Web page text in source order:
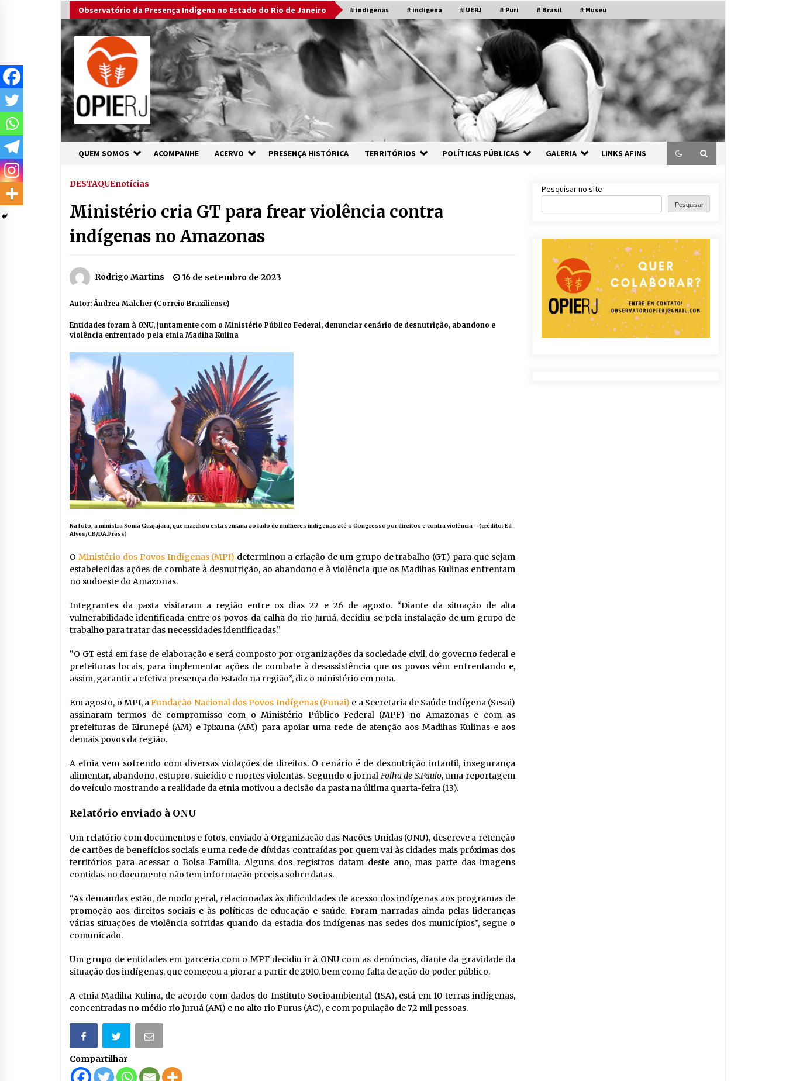
to
content
Observatório da Presença Indígena no Estado do Rio de Janeiro # indigenas # indigena # UERJ # Puri # Brasil # Museu
QUEM SOMOS ACOMPANHE ACERVO PRESENÇA HISTÓRICA TERRITÓRIOS POLÍTICAS PÚBLICAS GALERIA LINKS AFINS
DESTAQUEnotícias
Ministério cria GT para frear violência contra
indígenas no Amazonas
Rodrigo Martins 16 de setembro de 2023
Autor: Ândrea Malcher (Correio Braziliense)
Entidades foram à ONU, juntamente com o Ministério Público Federal, denunciar cenário de desnutrição, abandono e
violência enfrentado pela etnia Madiha Kulina
Na foto, a ministra Sonia Guajajara, que marchou esta semana ao lado de mulheres indígenas até o Congresso por direitos e contra violência – (crédito: Ed
Alves/CB/DA.Press)
O Ministério dos Povos Indígenas (MPI) determinou a criação de um grupo de trabalho (GT) para que sejam
estabelecidas ações de combate à desnutrição, ao abandono e à violência que os Madihas Kulinas enfrentam
no sudoeste do Amazonas.
Integrantes da pasta visitaram a região entre os dias 22 e 26 de agosto. “Diante da situação de alta
vulnerabilidade identificada entre os povos da calha do rio Juruá, decidiu-se pela instalação de um grupo de
trabalho para tratar das necessidades identificadas.”
“O GT está em fase de elaboração e será composto por organizações da sociedade civil, do governo federal e
prefeituras locais, para implementar ações de combate à desassistência que os povos vêm enfrentando e,
assim, garantir a efetiva presença do Estado na região”, diz o ministério em nota.
Em agosto, o MPI, aFundação Nacional dos Povos Indígenas (Funai) e a Secretaria de Saúde Indígena (Sesai)
assinaram termos de compromisso com o Ministério Público Federal (MPF) no Amazonas e com as
prefeituras de Eirunepé (AM) e Ipixuna (AM) para apoiar uma rede de atenção aos Madihas Kulinas e aos
demais povos da região.
A etnia vem sofrendo com diversas violações de direitos. O cenário é de desnutrição infantil, insegurança
alimentar, abandono, estupro, suicídio e mortes violentas. Segundo o jornal Folha de S.Paulo, uma reportagem
do veículo mostrando a realidade da etnia motivou a decisão da pasta na última quarta-feira (13).
Relatório enviado à ONU
Um relatório com documentos e fotos, enviado à Organização das Nações Unidas (ONU), descreve a retenção
de cartões de benefícios sociais e uma rede de dívidas contraídas por quem vai às cidades mais próximas dos
territórios para acessar o Bolsa Família. Alguns dos registros datam deste ano, mas parte das imagens
contidas no documento não tem informação precisa sobre datas.
“As demandas estão, de modo geral, relacionadas às dificuldades de acesso dos indígenas aos programas de
promoção aos direitos sociais e às políticas de educação e saúde. Foram narradas ainda pelas lideranças
várias situações de violência sofridas quando da estadia dos indígenas nas sedes dos municípios”, segue o
comunicado.
Um grupo de entidades em parceria com o MPF decidiu ir à ONU com as denúncias, diante da gravidade da
situação dos indígenas, que começou a piorar a partir de 2010, bem como falta de ação do poder público.
A etnia Madiha Kulina, de acordo com dados do Instituto Socioambiental (ISA), está em 10 terras indígenas,
concentradas no médio rio Juruá (AM) e no alto rio Purus (AC), e com população de 7,2 mil pessoas.
Compartilhar
Pesquisar no site
Pesquisar